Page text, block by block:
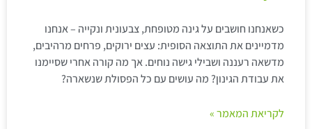
כשאנחנו חושבים על גינה מטופחת, צבעונית ונקייה – אנחנו
מדמיינים את התוצאה הסופית: עצים ירוקים, פרחים מרהיבים,
מדשאה רעננה ושבילי גישה נוחים. אך מה קורה אחרי שסיימנו
את עבודת הגינון? מה עושים עם כל הפסולת שנשארה?
לקריאת המאמר »